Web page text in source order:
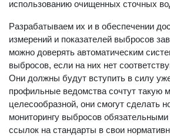
использованию очищенных сточных
Разрабатываем их и в обеспечении
измерений и показателей выбросов
можно доверять автоматическим
выбросов, если на них нет
Они должны будут вступить в силу
профильные ведомства сочтут такую
целесообразной, они смогут сделать
мониторингу выбросов
ссылок на стандарты в свои